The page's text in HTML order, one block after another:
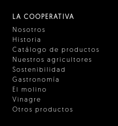
LA COOPERATIVA
Nosotros
Historia
Catálogo de productos
Nuestros agricultores
Sostenibilidad
Gastronomía
El molino
Vinagre
Otros productos